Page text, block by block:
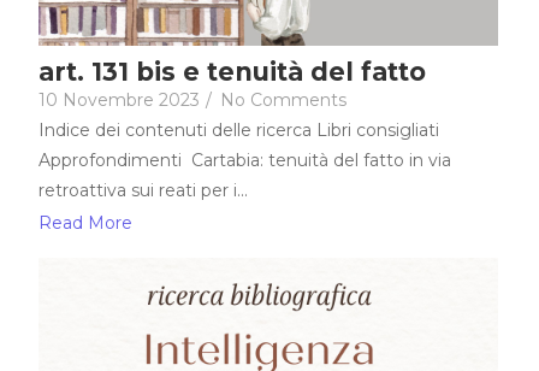
art. 131 bis e tenuità del fatto
10 Novembre 2023 / No Comments
Indice dei contenuti delle ricerca Libri consigliati
Approfondimenti Cartabia: tenuità del fatto in via
retroattiva sui reati per i...
Read More